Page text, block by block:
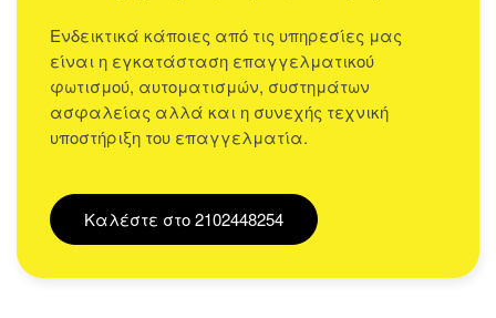
Ενδεικτικά κάποιες από τις υπηρεσίες μας
είναι η εγκατάσταση επαγγελματικού
φωτισμού, αυτοματισμών, συστημάτων
ασφαλείας αλλά και η συνεχής τεχνική
υποστήριξη του επαγγελματία.
Καλέστε στο 2102448254